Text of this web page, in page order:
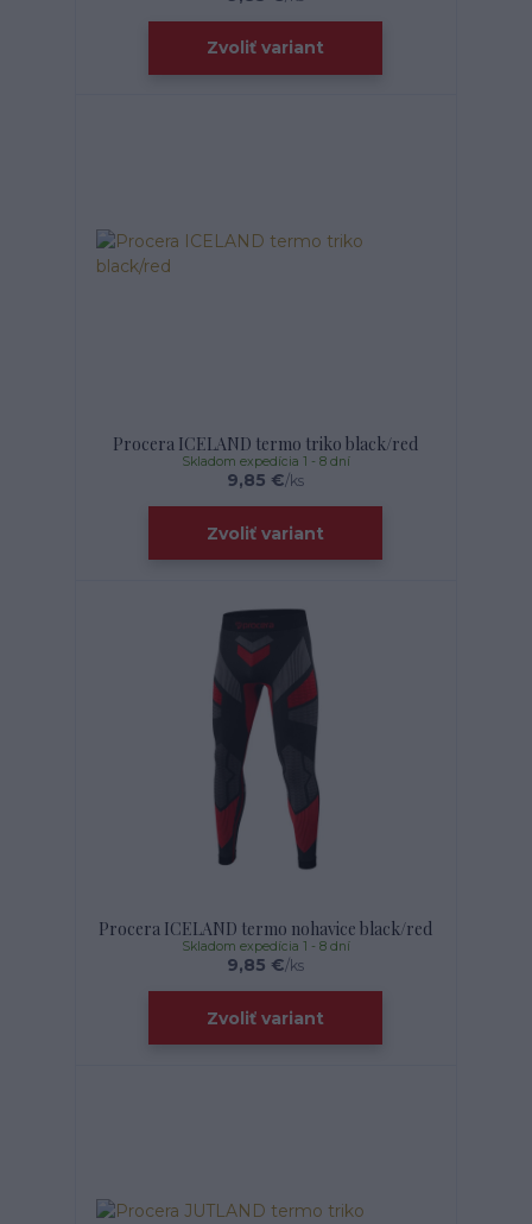
Zvoliť variant
Procera ICELAND termo triko black/red
9,85 €/ks
Skladom expedícia 1 - 8 dní
Zvoliť variant
Procera ICELAND termo nohavice black/red
9,85 €/ks
Skladom expedícia 1 - 8 dní
Zvoliť variant